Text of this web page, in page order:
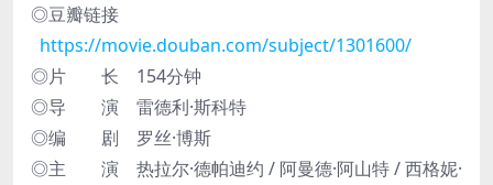
◎豆瓣链接
https://movie.douban.com/subject/1301600/
◎片 长 154分钟
◎导 演 雷德利·斯科特
◎编 剧 罗丝·博斯
◎主 演 热拉尔·德帕迪约 / 阿曼德·阿山特 / 西格妮·